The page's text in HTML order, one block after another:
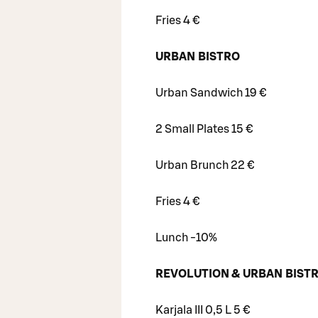
Fries 4 €
URBAN BISTRO
Urban Sandwich 19 €
2 Small Plates 15 €
Urban Brunch 22 €
Fries 4 €
Lunch -10%
REVOLUTION & URBAN
Karjala III 0,5 L 5 €